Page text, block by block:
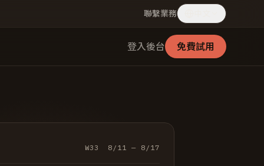
聯繫業務
登入後台 免費試用
W33 8/11 — 8/17